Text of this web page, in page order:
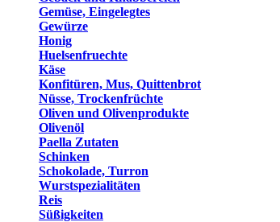
Gemüse, Eingelegtes
Gewürze
Honig
Huelsenfruechte
Käse
Konfitüren, Mus, Quittenbrot
Nüsse, Trockenfrüchte
Oliven und Olivenprodukte
Olivenöl
Paella Zutaten
Schinken
Schokolade, Turron
Wurstspezialitäten
Reis
Süßigkeiten